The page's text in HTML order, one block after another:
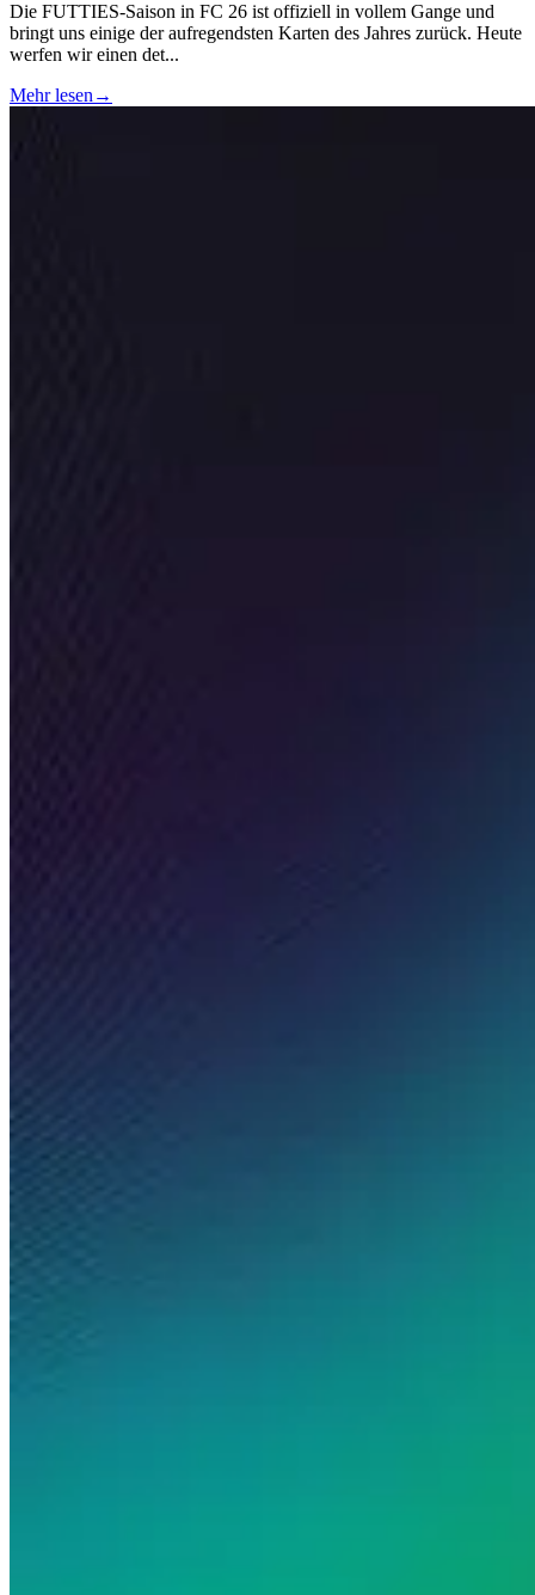
Die FUTTIES-Saison in FC 26 ist offiziell in vollem Gange und
bringt uns einige der aufregendsten Karten des Jahres zurück. Heute
werfen wir einen det...
Mehr lesen→